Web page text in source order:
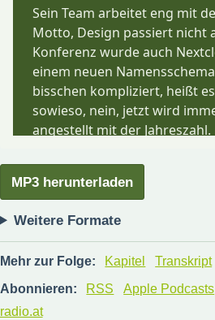
MP3 herunterladen
Weitere Formate
Mehr zur Folge: Kapitel Transkript
Abonnieren:
RSS Apple Podcasts
radio.at